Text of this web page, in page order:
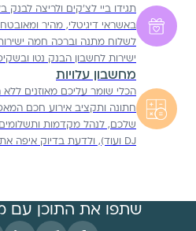
תגידו ביי לצ'קים ולריצה לבנק
באשראי דיגיטלי, מהיר
לשלוח מתנה וברכה חמה
ישירות לחשבון הבנק נטו
מחשבון עלויות
הכלי שומר עליכם מאוזנים
חתונה ותקציב אירוע חכם
שלכם, לנהל מקדמות
DJ ועוד), ולדעת בדיוק איפה אתם עומדים בכל רגע נתון.
שתפו את התוכן עם